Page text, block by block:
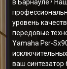
в Барнауле?
уровень
передовые
Yamaha Psr-
ваш синтезатор